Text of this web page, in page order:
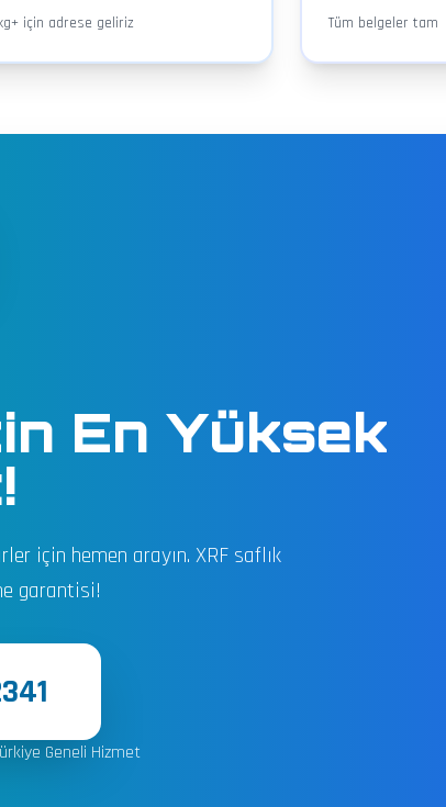
için adrese geliriz Tüm belgeler tam
En Yüksek
için hemen arayın. XRF saflık
garantisi!
Geneli Hizmet